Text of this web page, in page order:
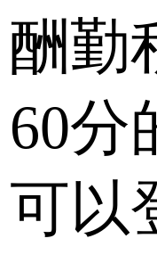
酬勤
60分
可以